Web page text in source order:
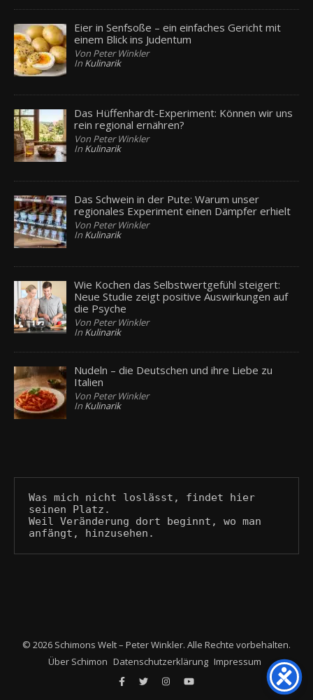
Eier in Senfsoße – ein einfaches Gericht mit
einem Blick ins Judentum
Von Peter Winkler
In Kulinarik
Das Hüffenhardt-Experiment: Können wir uns
rein regional ernähren?
Von Peter Winkler
In Kulinarik
Das Schwein in der Pute: Warum unser
regionales Experiment einen Dämpfer erhielt
Von Peter Winkler
In Kulinarik
Wie Kochen das Selbstwertgefühl steigert:
Neue Studie zeigt positive Auswirkungen auf
die Psyche
Von Peter Winkler
In Kulinarik
Nudeln – die Deutschen und ihre Liebe zu
Italien
Von Peter Winkler
In Kulinarik
Was mich nicht loslässt, findet hier
seinen Platz.
Weil Veränderung dort beginnt, wo man
anfängt, hinzusehen.
© 2026 Schimons Welt – Peter Winkler. Alle Rechte vorbehalten.
Über Schimon Datenschutzerklärung Impressum